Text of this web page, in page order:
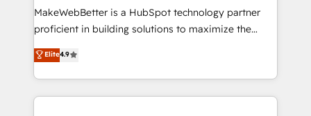
starting at $1,5k 💵 - Speed: Launch in 14 days ⚡ -
Global: 75+ RPers across five continents 🌐 - Scale:
HubSpot Partner 🪴 - Sales Hub: More
implementations than any other Partner 💻 -
MakeWebBetter is a HubSpot technology partner
proficient in building solutions to maximize the
operational efficiency of HubSpot. The fastest-
growing tech-enabler & facilitator, MakeWebBetter,
hands you the blend of HubSpot expertise &
eminent solutions & integrations. Trust us to
Elite4.9